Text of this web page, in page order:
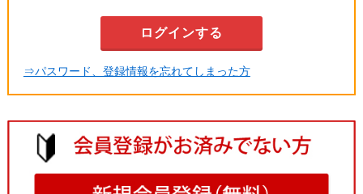
⇒パスワード、登録情報を忘れてしまった方